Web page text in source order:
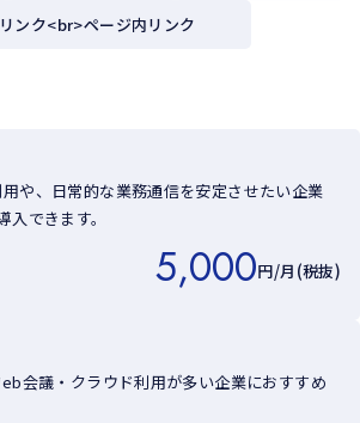
ンク<br>ページ内リンク
や、日常的な業務通信を安定させたい企業
できます。
5,000円/月(税抜)
会議・クラウド利用が多い企業におすすめ